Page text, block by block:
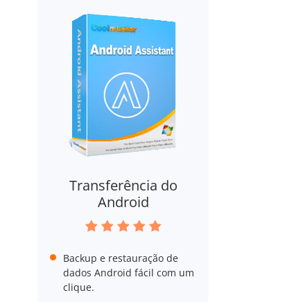
Transferência do
Android
Backup e restauração de
dados Android fácil com um
clique.